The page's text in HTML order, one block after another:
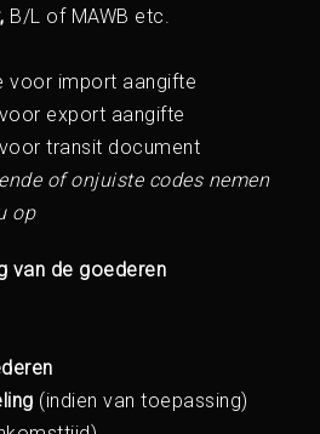
B/L of MAWB etc.
voor import aangifte
export aangifte
transit document
of onjuiste codes nemen
op
van de goederen
(indien van toepassing)